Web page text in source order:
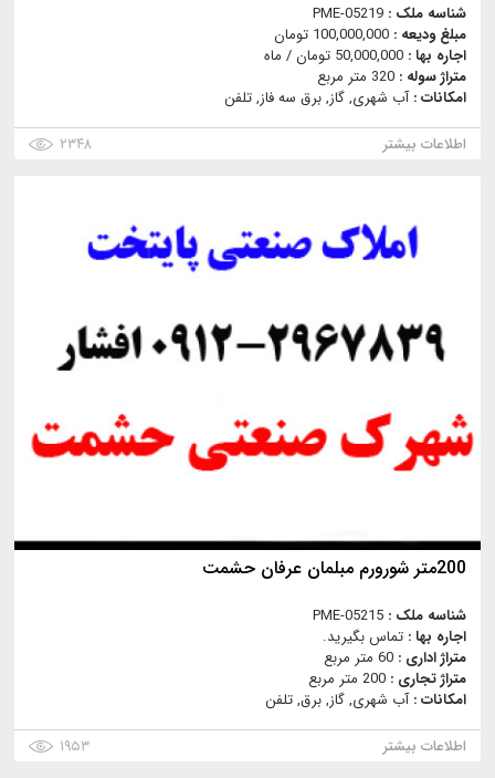
شناسه ملک : PME-05219
مبلغ ودیعه : 100,000,000 تومان
اجاره بها : 50,000,000 تومان / ماه
متراژ سوله : 320 متر مربع
امکانات :آب شهری, گاز, برق سه فاز, تلفن
اطلاعات بیشتر
۲۳۴۸
200متر شورورم مبلمان عرفان حشمت
شناسه ملک : PME-05215
اجاره بها : تماس بگیرید.
متراژ اداری : 60 متر مربع
متراژ تجاری : 200 متر مربع
امکانات :آب شهری, گاز, برق, تلفن
اطلاعات بیشتر
۱۹۵۳